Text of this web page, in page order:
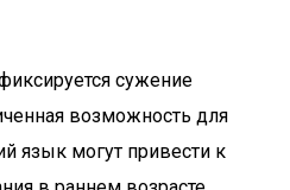
сужение
возможность для
язык могут привести к